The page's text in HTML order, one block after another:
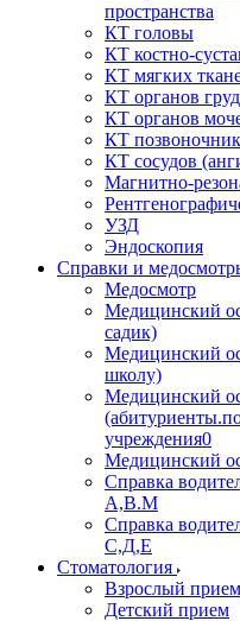
пространства
КТ головы
КТ костно-
КТ мягких
КТ органов
КТ органов
КТ
КТ сосудов
Магнитно-
УЗД
Эндоскопия
Справки и
Медосмотр
Медицинский
садик)
Медицинский
школу)
Медицинский
учреждения0
Медицинский
Справка
А,В.М
Справка
С,Д,Е
Стоматология
Взрослый прием
Детский прием